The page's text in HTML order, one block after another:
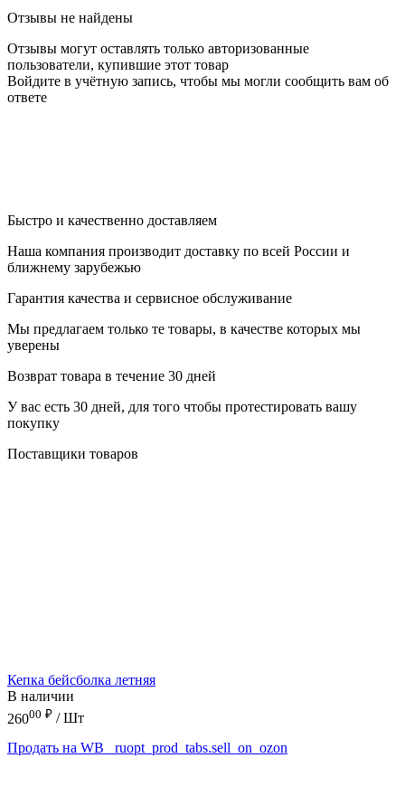
Отзывы не найдены
Отзывы могут оставлять только авторизованные
пользователи, купившие этот товар
Войдите в учётную запись, чтобы мы могли сообщить вам об
ответе
Быстро и качественно доставляем
Наша компания производит доставку по всей России и
ближнему зарубежью
Гарантия качества и сервисное обслуживание
Мы предлагаем только те товары, в качестве которых мы
уверены
Возврат товара в течение 30 дней
У вас есть 30 дней, для того чтобы протестировать вашу
покупку
Поставщики товаров
Кепка бейсболка летняя
В наличии
26000 ₽ / Шт
Продать на WB
_ruopt_prod_tabs.sell_on_ozon